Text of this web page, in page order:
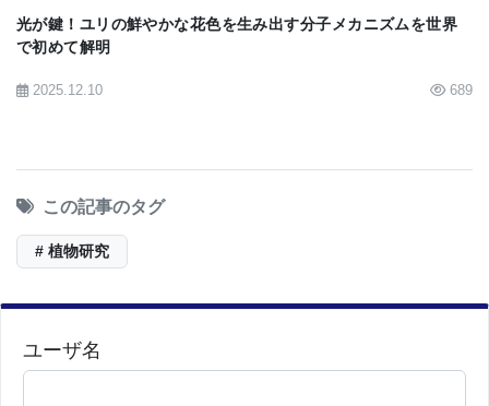
光が鍵！ユリの鮮やかな花色を生み出す分子メカニズムを世界
で初めて解明
2025.12.10 689
この記事のタグ
# 植物研究
ユーザ名